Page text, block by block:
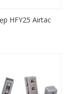
HFY25 Airtac